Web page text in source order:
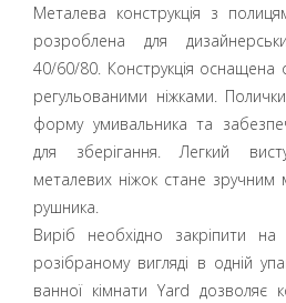
Металева конструкція з
розроблена для
40/60/80. Конструкція
регульованими ніжками.
форму умивальника та
для зберігання. Легкий
металевих ніжок стане зручним
рушника.
Виріб необхідно закріпити на
розібраному вигляді в одній
ванної кімнати Yard дозволяє